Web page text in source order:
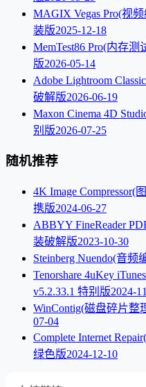
MAGIX Vegas Pro(视
装版2025-12-18
MemTest86 Pro(内存
版2026-05-14
Adobe Lightroom
破解版2026-06-19
Maxon Cinema 4D
别版2026-07-25
随机推荐
4K Image Compressor(
携版2024-06-27
ABBYY FineReader
装破解版2023-10-30
Steinberg Nuendo(音频
Tenorshare 4uKey
v5.2.33.1 特别版2024-
WinContig(磁盘碎片整
07-04
Complete Internet
绿色版2024-12-10